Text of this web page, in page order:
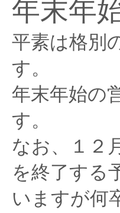
年末年
平素は格別
す。
年末年始の
す。
なお、１２
を終了する
いますが何